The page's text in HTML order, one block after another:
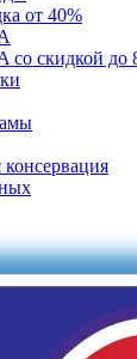
от 40%
со скидкой до